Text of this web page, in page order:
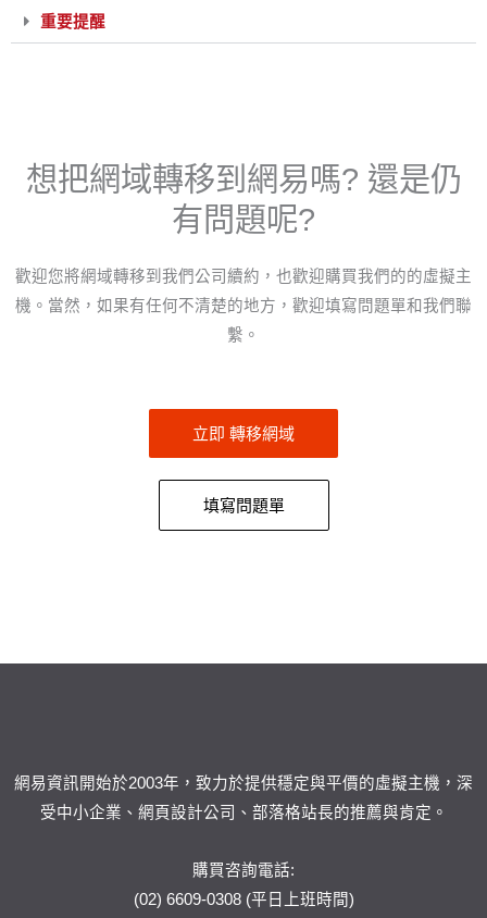
重要提醒
想把網域轉移到網易嗎? 還是仍
有問題呢?
歡迎您將網域轉移到我們公司續約，也歡迎購買我們的的虛擬主
機。當然，如果有任何不清楚的地方，歡迎填寫問題單和我們聯
繫。
立即 轉移網域
填寫問題單
網易資訊開始於2003年，致力於提供穩定與平價的虛擬主機，深
受中小企業、網頁設計公司、部落格站長的推薦與肯定。
購買咨詢電話:
(02) 6609-0308 (平日上班時間)